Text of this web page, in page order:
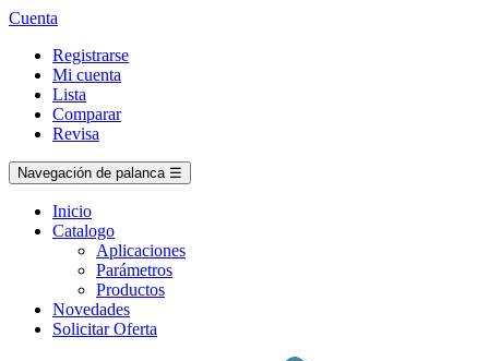
Cuenta
Registrarse
Mi cuenta
Lista
Comparar
Revisa
Navegación de palanca ☰
Inicio
Catalogo
Aplicaciones
Parámetros
Productos
Novedades
Solicitar Oferta